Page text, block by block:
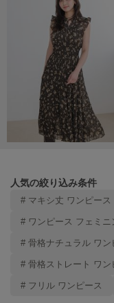
NEW Balance
ニューバランス
NOWNS
ナウンス
On
Onitsuka Tiger
人気の絞り込み条件
# マキシ丈 ワンピース
# ワンピース フェミニ
# 骨格ナチュラル ワン
# 骨格ストレート ワン
# フリル ワンピース